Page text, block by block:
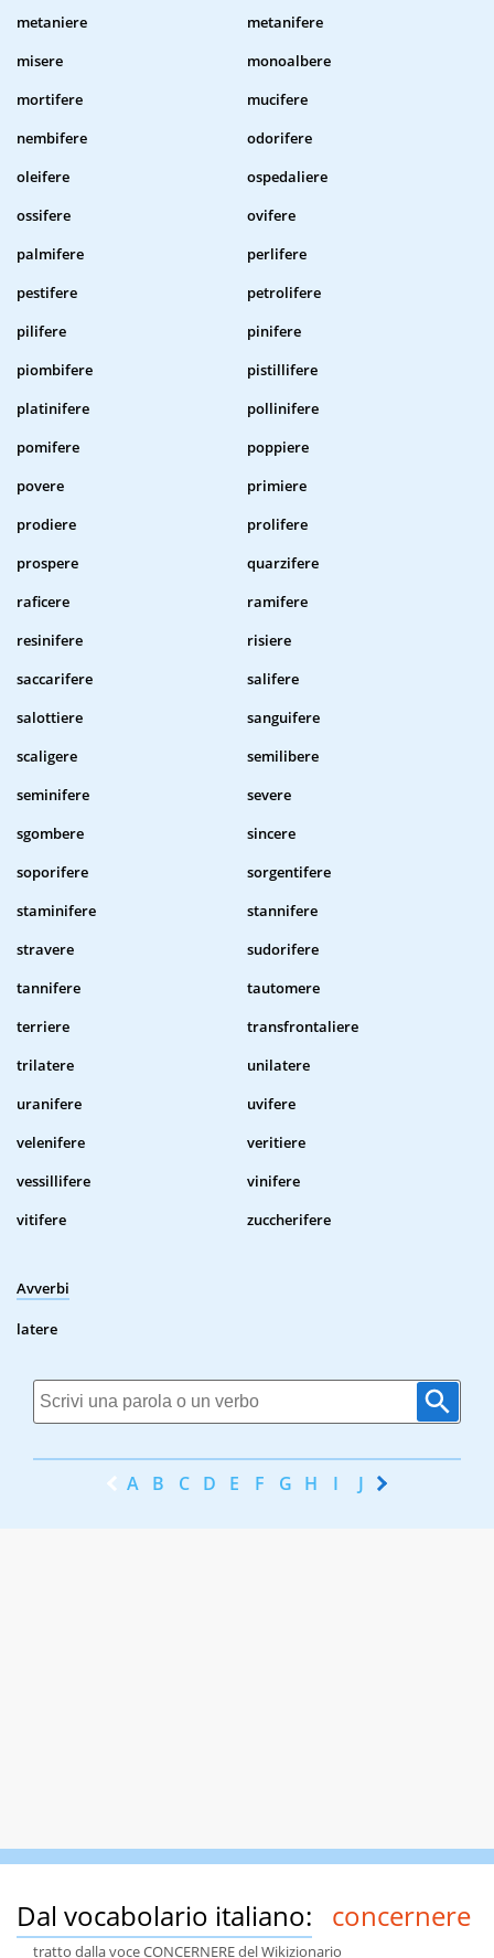
metaniere
metanifere
misere
monoalbere
mortifere
mucifere
nembifere
odorifere
oleifere
ospedaliere
ossifere
ovifere
palmifere
perlifere
pestifere
petrolifere
pilifere
pinifere
piombifere
pistillifere
platinifere
pollinifere
pomifere
poppiere
povere
primiere
prodiere
prolifere
prospere
quarzifere
raficere
ramifere
resinifere
risiere
saccarifere
salifere
salottiere
sanguifere
scaligere
semilibere
seminifere
severe
sgombere
sincere
soporifere
sorgentifere
staminifere
stannifere
stravere
sudorifere
tannifere
tautomere
terriere
transfrontaliere
trilatere
unilatere
uranifere
uvifere
velenifere
veritiere
vessillifere
vinifere
vitifere
zuccherifere
Avverbi
latere
A B C D E F G H I J K
Dal vocabolario italiano: concernere
tratto dalla voce CONCERNERE del Wikizionario